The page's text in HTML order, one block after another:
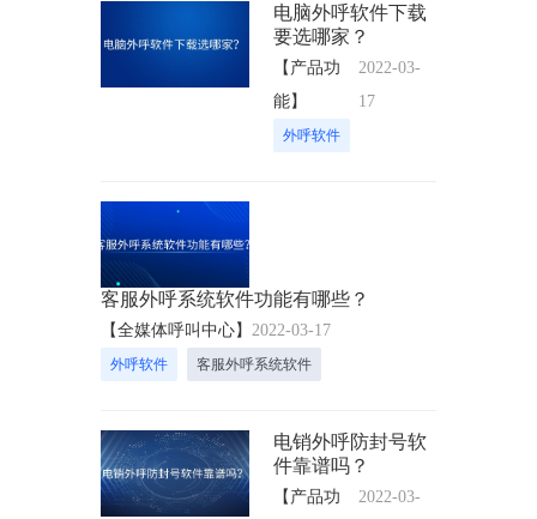
电脑外呼软件下载
要选哪家？
【产品功
能】
2022-03-
17
外呼软件
客服外呼系统软件功能有哪些？
【全媒体呼叫中心】 2022-03-17
外呼软件 客服外呼系统软件
电销外呼防封号软
件靠谱吗？
【产品功
2022-03-